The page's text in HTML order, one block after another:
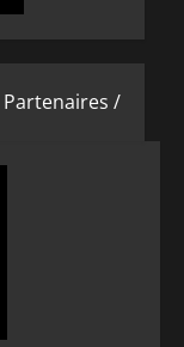
Partenaires /